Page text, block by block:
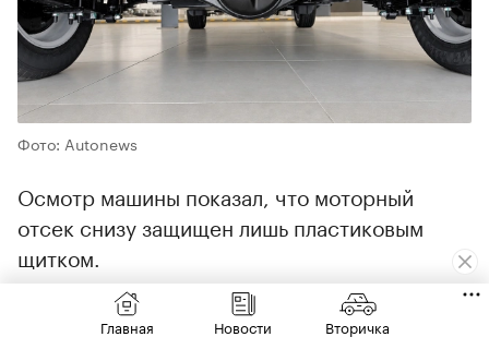
Фото: Autonews
Осмотр машины показал, что моторный
отсек снизу защищен лишь пластиковым
щитком.
«Обещать стальную защиту картера не могу,
Главная Новости Вторичка